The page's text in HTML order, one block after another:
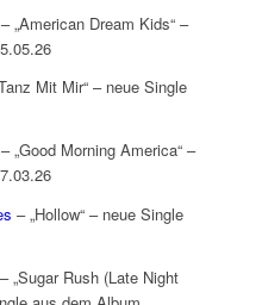
– „American Dream Kids“ –
Mit Mir“ – neue Single
– „Good Morning America“ –
– „Hollow“ – neue Single
– „Sugar Rush (Late Night